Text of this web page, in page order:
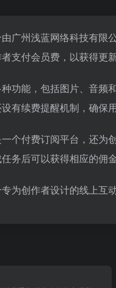
广州浅蓝网络科技有限
支付会员费，以获得更
功能，包括图片、音频
有续费提醒机制，确保
个付费订阅平台，还为
务后可以获得相应的佣金
为创作者设计的线上互